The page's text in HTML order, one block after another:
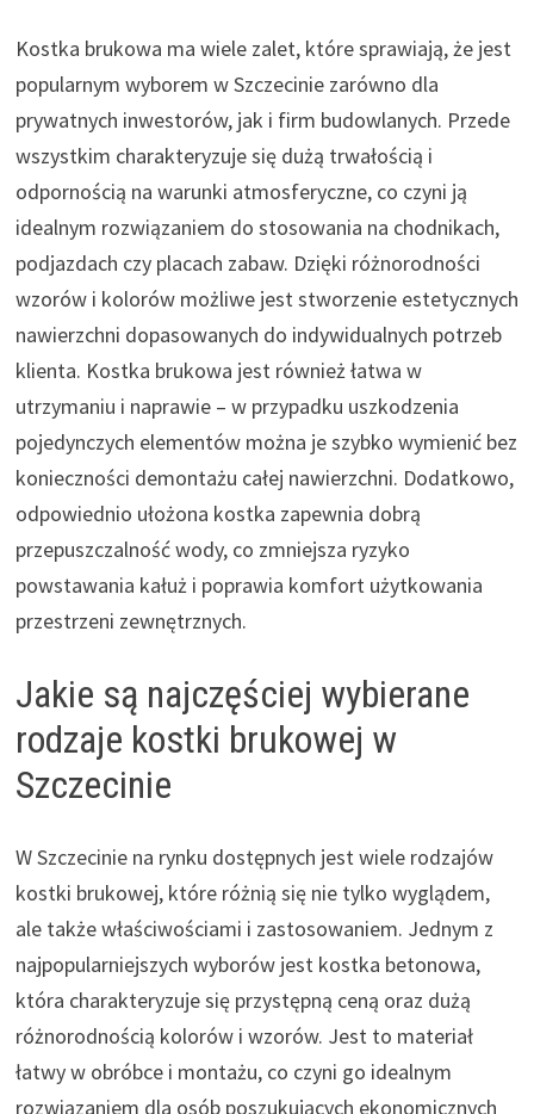
Kostka brukowa ma wiele zalet, które sprawiają, że jest
popularnym wyborem w Szczecinie zarówno dla
prywatnych inwestorów, jak i firm budowlanych. Przede
wszystkim charakteryzuje się dużą trwałością i
odpornością na warunki atmosferyczne, co czyni ją
idealnym rozwiązaniem do stosowania na chodnikach,
podjazdach czy placach zabaw. Dzięki różnorodności
wzorów i kolorów możliwe jest stworzenie estetycznych
nawierzchni dopasowanych do indywidualnych potrzeb
klienta. Kostka brukowa jest również łatwa w
utrzymaniu i naprawie – w przypadku uszkodzenia
pojedynczych elementów można je szybko wymienić bez
konieczności demontażu całej nawierzchni. Dodatkowo,
odpowiednio ułożona kostka zapewnia dobrą
przepuszczalność wody, co zmniejsza ryzyko
powstawania kałuż i poprawia komfort użytkowania
przestrzeni zewnętrznych.
Jakie są najczęściej wybierane
rodzaje kostki brukowej w
Szczecinie
W Szczecinie na rynku dostępnych jest wiele rodzajów
kostki brukowej, które różnią się nie tylko wyglądem,
ale także właściwościami i zastosowaniem. Jednym z
najpopularniejszych wyborów jest kostka betonowa,
która charakteryzuje się przystępną ceną oraz dużą
różnorodnością kolorów i wzorów. Jest to materiał
łatwy w obróbce i montażu, co czyni go idealnym
rozwiązaniem dla osób poszukujących ekonomicznych